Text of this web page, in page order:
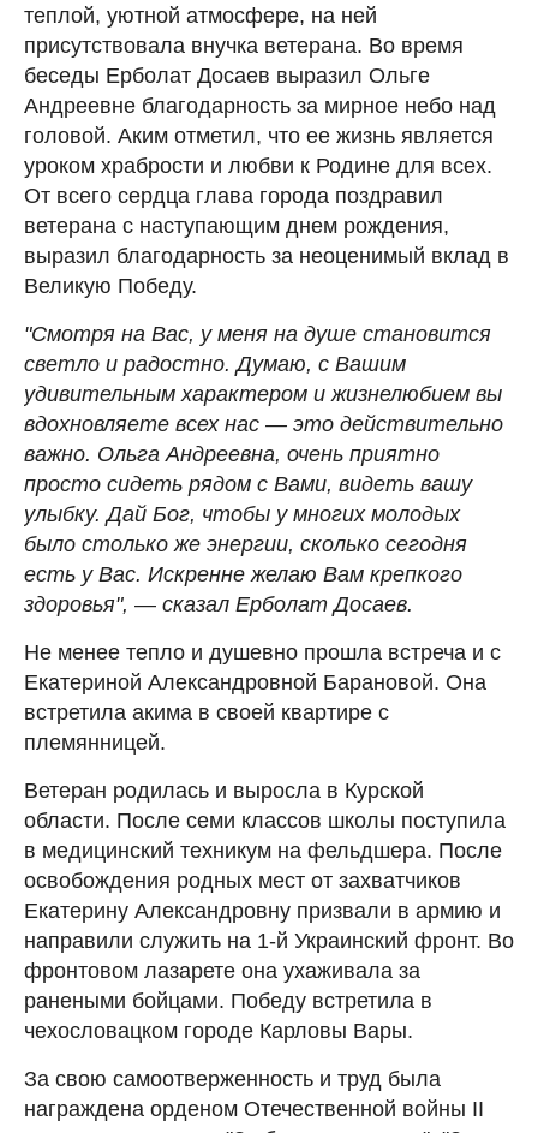
теплой, уютной атмосфере, на ней
присутствовала внучка ветерана. Во время
беседы Ерболат Досаев выразил Ольге
Андреевне благодарность за мирное небо над
головой. Аким отметил, что ее жизнь является
уроком храбрости и любви к Родине для всех.
От всего сердца глава города поздравил
ветерана с наступающим днем рождения,
выразил благодарность за неоценимый вклад в
Великую Победу.
"Смотря на Вас, у меня на душе становится
светло и радостно. Думаю, с Вашим
удивительным характером и жизнелюбием вы
вдохновляете всех нас — это действительно
важно. Ольга Андреевна, очень приятно
просто сидеть рядом с Вами, видеть вашу
улыбку. Дай Бог, чтобы у многих молодых
было столько же энергии, сколько сегодня
есть у Вас. Искренне желаю Вам крепкого
здоровья", — сказал Ерболат Досаев.
Не менее тепло и душевно прошла встреча и с
Екатериной Александровной Барановой. Она
встретила акима в своей квартире с
племянницей.
Ветеран родилась и выросла в Курской
области. После семи классов школы поступила
в медицинский техникум на фельдшера. После
освобождения родных мест от захватчиков
Екатерину Александровну призвали в армию и
направили служить на 1-й Украинский фронт. Во
фронтовом лазарете она ухаживала за
ранеными бойцами. Победу встретила в
чехословацком городе Карловы Вары.
За свою самоотверженность и труд была
награждена орденом Отечественной войны II